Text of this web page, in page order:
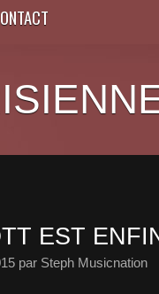
EST
par Steph Musicnation